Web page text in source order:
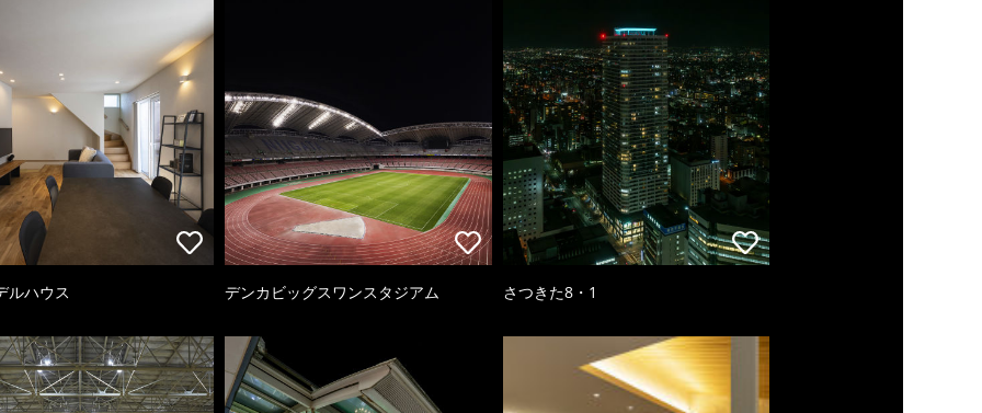
ルハウス デンカビッグスワンスタジアム さつきた8・1